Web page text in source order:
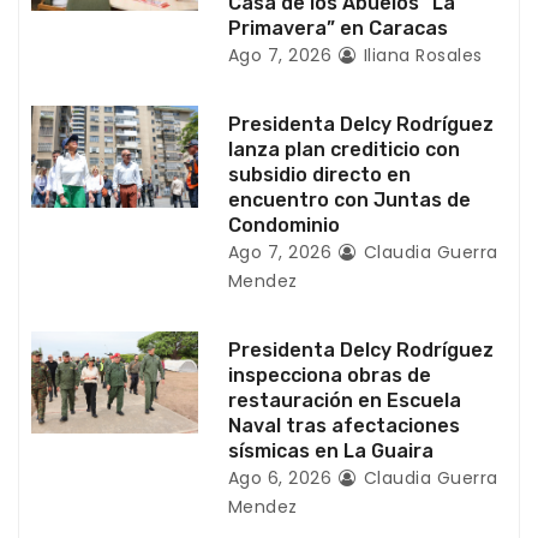
t
r
a
s
Primavera” en Caracas
Ago 7, 2026 Iliana Rosales
Presidenta Delcy Rodríguez
lanza plan crediticio con
subsidio directo en
encuentro con Juntas de
Condominio
Ago 7, 2026
Claudia Guerra
Mendez
Presidenta Delcy Rodríguez
inspecciona obras de
restauración en Escuela
Naval tras afectaciones
sísmicas en La Guaira
Ago 6, 2026
Claudia Guerra
Mendez